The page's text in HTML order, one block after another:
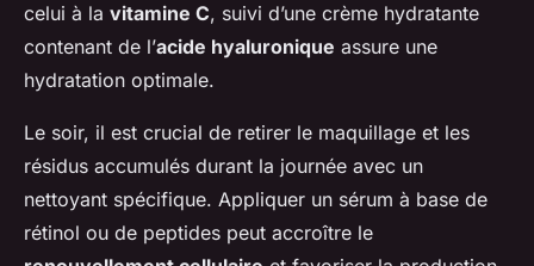
celui à la vitamine C, suivi d’une crème hydratante
contenant de l’acide hyaluronique assure une
hydratation optimale.
Le soir, il est crucial de retirer le maquillage et les
résidus accumulés durant la journée avec un
nettoyant spécifique. Appliquer un sérum à base de
rétinol ou de peptides peut accroître le